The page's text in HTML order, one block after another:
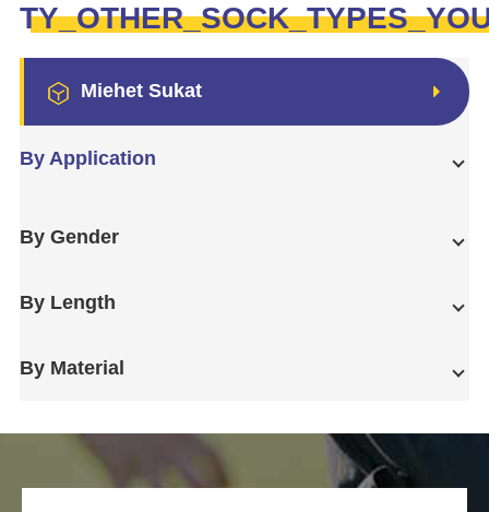
Miehet Sukat
By Application
By Gender
By Length
By Material